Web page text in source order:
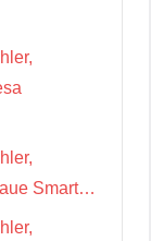
Smart…